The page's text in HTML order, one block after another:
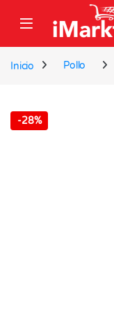
Inicio Pollo
-28%